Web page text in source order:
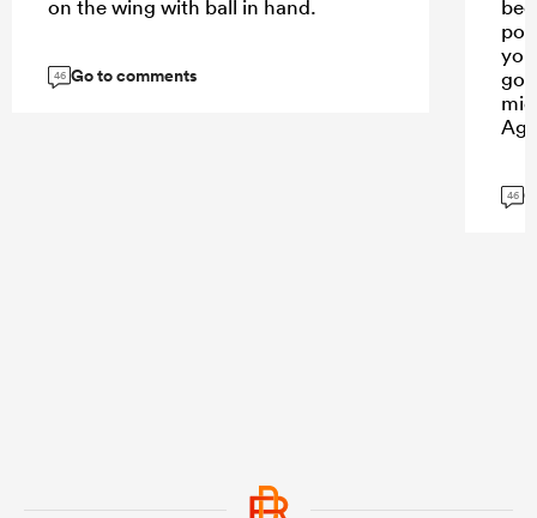
on the wing with ball in hand.
46 Go to comments
46